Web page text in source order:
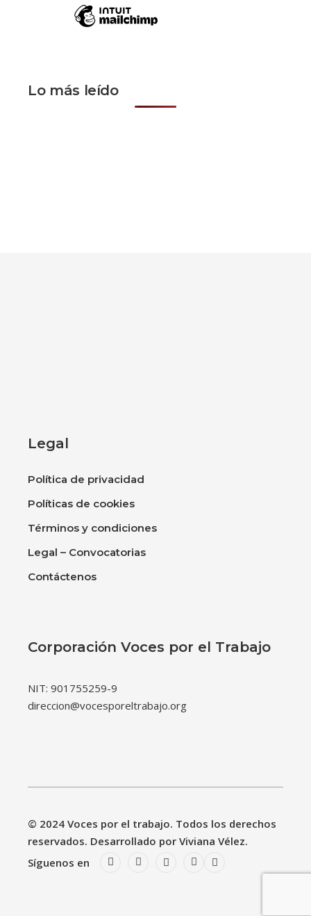
Lo más leído
Legal
Política de privacidad
Políticas de cookies
Términos y condiciones
Legal – Convocatorias
Contáctenos
Corporación Voces por el Trabajo
NIT: 901755259-9
direccion@vocesporeltrabajo.org
© 2024 Voces por el trabajo. Todos los derechos
reservados. Desarrollado por Viviana Vélez.
Síguenos en